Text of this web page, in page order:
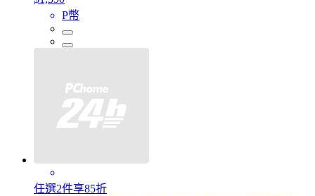
P幣
任選2件享85折